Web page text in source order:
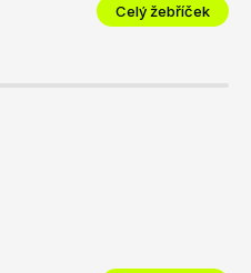
Celý žebříček